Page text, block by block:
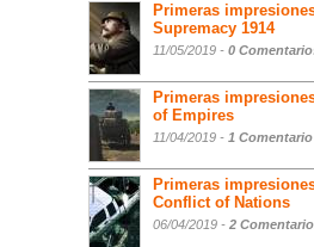
Primeras
Supremacy 1914
11/05/2019 - 0
Primeras
of Empires
11/04/2019 - 1 Comentario
Primeras
Conflict of Nations
06/04/2019 - 2